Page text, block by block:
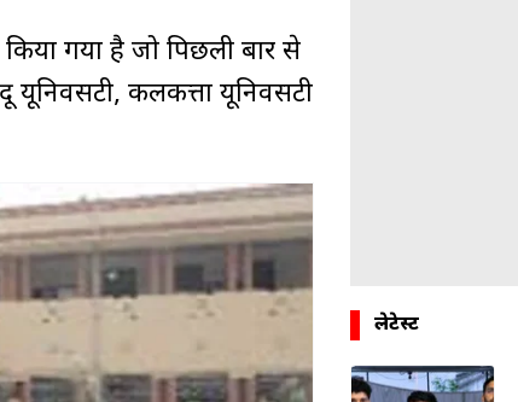
किया गया है जो पिछली बार से
कलकत्ता यूनिवर्सिटी
लेटेस्ट